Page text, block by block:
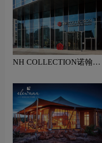
NH COLLECTION诺翰精
品牌设计理念